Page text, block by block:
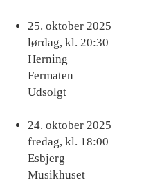
Køb
billet
25. oktober 2025
lørdag, kl. 20:30
Herning
Fermaten
Udsolgt
Køb
billet
24. oktober 2025
fredag, kl. 18:00
Esbjerg
Musikhuset